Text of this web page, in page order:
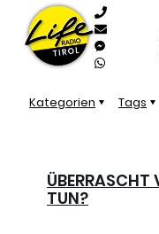
Kategorien Tags
TUN?